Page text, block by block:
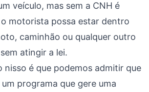
veículo, mas sem a CNH é
motorista possa estar dentro
caminhão ou qualquer outro
atingir a lei.
nisso é que podemos admitir que
programa que gere uma